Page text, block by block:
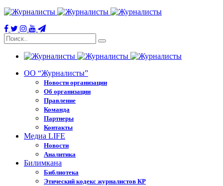
ОО “Журналисты”
Новости организации
Об организации
Правление
Команда
Партнеры
Контакты
Медиа LIFE
Новости
Аналитика
Билимкана
Библиотека
Этический кодекс журналистов КР